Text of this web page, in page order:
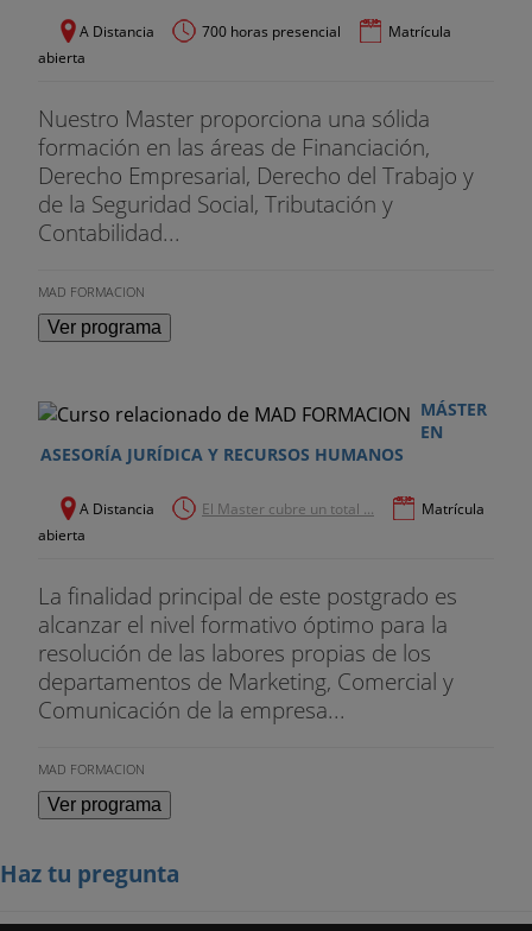
A Distancia 700 horas presencial
Matrícula
abierta
Nuestro Master proporciona una sólida
formación en las áreas de Financiación,
Derecho Empresarial, Derecho del Trabajo y
de la Seguridad Social, Tributación y
Contabilidad...
MAD FORMACION
Ver programa
MÁSTER
EN
ASESORÍA JURÍDICA Y RECURSOS HUMANOS
A Distancia El Master cubre un total ...
Matrícula
abierta
La finalidad principal de este postgrado es
alcanzar el nivel formativo óptimo para la
resolución de las labores propias de los
departamentos de Marketing, Comercial y
Comunicación de la empresa...
MAD FORMACION
Ver programa
Haz tu pregunta